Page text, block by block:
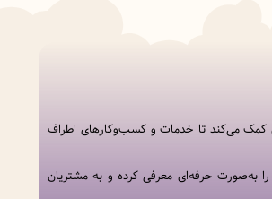
کمک می‌کند تا خدمات و کسب‌وکارهای اطراف
به‌صورت حرفه‌ای معرفی کرده و به مشتریان